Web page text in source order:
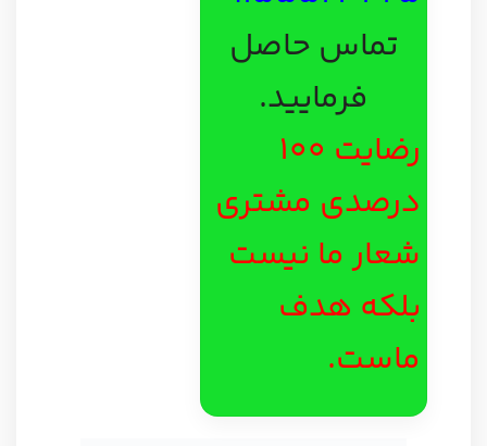
تماس حاصل
فرمایید.
رضایت 100
درصدی مشتری
شعار ما نیست
بلکه هدف
ماست.